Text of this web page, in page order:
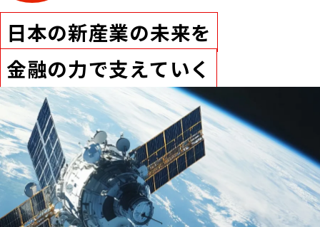
日本の新産業の未来を
金融の力で支えていく